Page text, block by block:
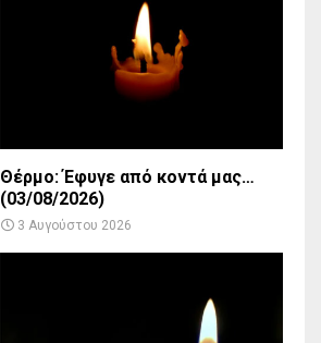
Θέρμο: Έφυγε από κοντά μας…
(03/08/2026)
3 Αυγούστου 2026